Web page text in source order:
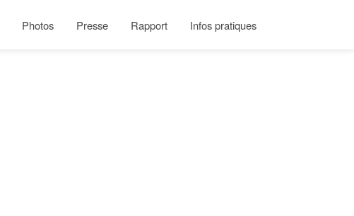
Photos Presse Rapport Infos pratiques